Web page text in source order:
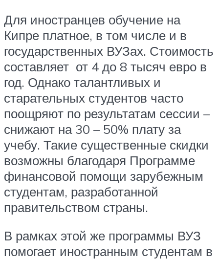
Для иностранцев обучение на
Кипре платное, в том числе и в
государственных ВУЗах. Стоимость
составляет от 4 до 8 тысяч евро в
год. Однако талантливых и
старательных студентов часто
поощряют по результатам сессии –
снижают на 30 – 50% плату за
учебу. Такие существенные скидки
возможны благодаря Программе
финансовой помощи зарубежным
студентам, разработанной
правительством страны.
В рамках этой же программы ВУЗ
помогает иностранным студентам в